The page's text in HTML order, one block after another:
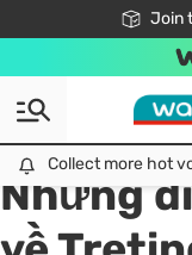
Join
Free24h
Collect more hot
All
Chăm Sóc Cá Nhân
Những